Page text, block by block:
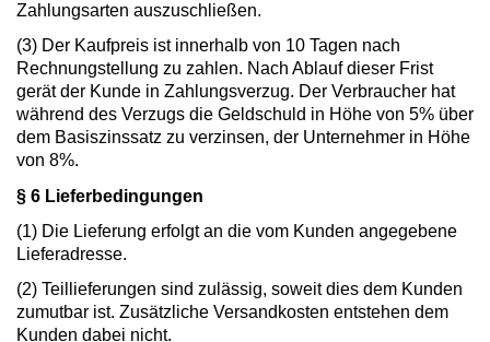
Zahlungsarten auszuschließen.
(3) Der Kaufpreis ist innerhalb von 10 Tagen nach
Rechnungstellung zu zahlen. Nach Ablauf dieser Frist
gerät der Kunde in Zahlungsverzug. Der Verbraucher hat
während des Verzugs die Geldschuld in Höhe von 5% über
dem Basiszinssatz zu verzinsen, der Unternehmer in Höhe
von 8%.
§ 6 Lieferbedingungen
(1) Die Lieferung erfolgt an die vom Kunden angegebene
Lieferadresse.
(2) Teillieferungen sind zulässig, soweit dies dem Kunden
zumutbar ist. Zusätzliche Versandkosten entstehen dem
Kunden dabei nicht.